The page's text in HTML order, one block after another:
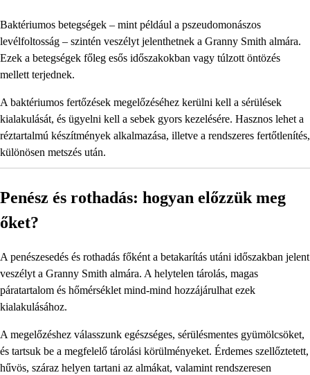
Baktériumos betegségek – mint például a pszeudomonászos
levélfoltosság – szintén veszélyt jelenthetnek a Granny Smith almára.
Ezek a betegségek főleg esős időszakokban vagy túlzott öntözés
mellett terjednek.
A baktériumos fertőzések megelőzéséhez kerülni kell a sérülések
kialakulását, és ügyelni kell a sebek gyors kezelésére. Hasznos lehet a
réztartalmú készítmények alkalmazása, illetve a rendszeres fertőtlenítés,
különösen metszés után.
Penész és rothadás: hogyan előzzük meg
őket?
A penészesedés és rothadás főként a betakarítás utáni időszakban jelent
veszélyt a Granny Smith almára. A helytelen tárolás, magas
páratartalom és hőmérséklet mind-mind hozzájárulhat ezek
kialakulásához.
A megelőzéshez válasszunk egészséges, sérülésmentes gyümölcsöket,
és tartsuk be a megfelelő tárolási körülményeket. Érdemes szellőztetett,
hűvös, száraz helyen tartani az almákat, valamint rendszeresen